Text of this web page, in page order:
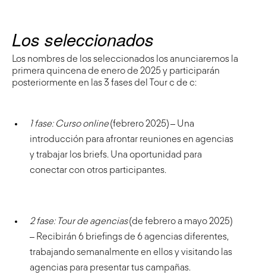
Los seleccionados
Los nombres de los seleccionados los anunciaremos la
primera quincena de enero de 2025 y participarán
posteriormente en las 3 fases del Tour c de c:
1 fase: Curso online(febrero 2025) – Una
introducción para afrontar reuniones en agencias
y trabajar los briefs. Una oportunidad para
conectar con otros participantes.
2 fase: Tour de agencias(de febrero a mayo 2025)
– Recibirán 6 briefings de 6 agencias diferentes,
trabajando semanalmente en ellos y visitando las
agencias para presentar tus campañas.